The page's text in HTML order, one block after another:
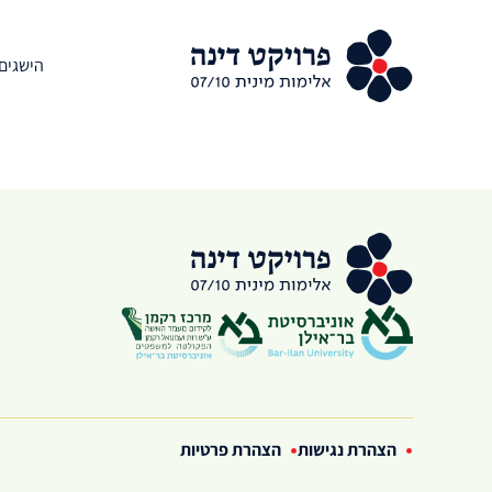
פרק 4 – נורית יעקבס ינון מארחת את השופטת (בדימוס) נאוה בן-אור
הצהרת נגישות הצהרת פרטיות